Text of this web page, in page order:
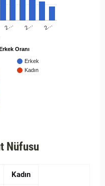
2… 2… 2…
Oranı
Erkek
Kadın
Nüfusu
Kadın